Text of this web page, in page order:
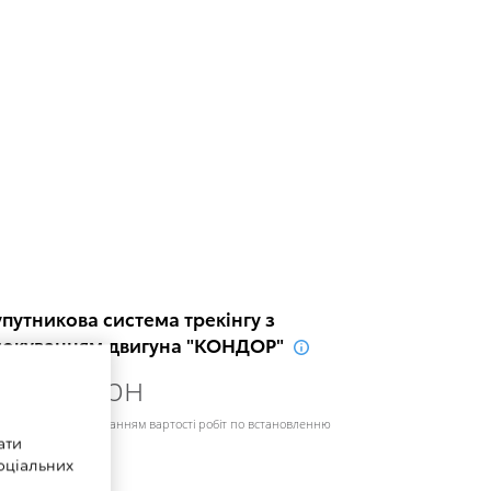
система трекінгу з
двигуна "КОНДОР"
895 грн
вказана з врахуванням вартості робіт по встановленню